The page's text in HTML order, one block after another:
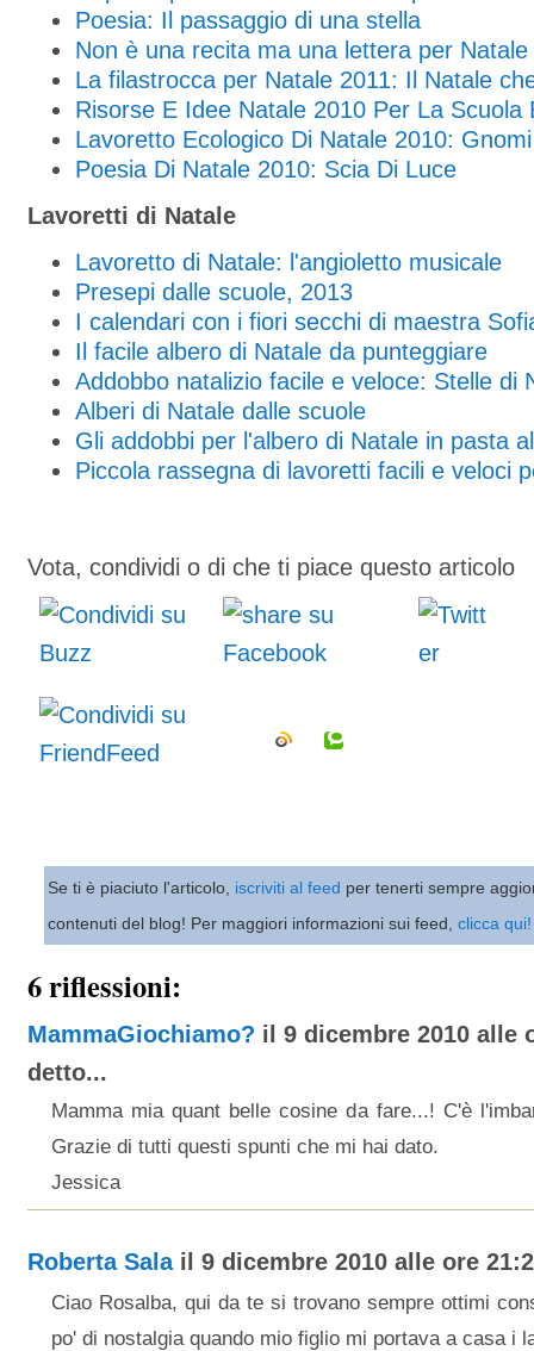
Poesia: Il passaggio di una stella
Non è una recita ma una lettera per Natale
La filastrocca per Natale 2011: Il Natale
Risorse E Idee Natale 2010 Per La Scuola
Lavoretto Ecologico Di Natale 2010:
Poesia Di Natale 2010: Scia Di Luce
Lavoretti di Natale
Lavoretto di Natale: l'angioletto musicale
Presepi dalle scuole, 2013
I calendari con i fiori secchi di maestra
Il facile albero di Natale da punteggiare
Addobbo natalizio facile e veloce: Stelle di
Alberi di Natale dalle scuole
Gli addobbi per l'albero di Natale in pasta
Piccola rassegna di lavoretti facili e veloci
Vota, condividi o di che ti piace questo articolo
Se ti è piaciuto l'articolo, iscriviti al feed per tenerti sempre
contenuti del blog! Per maggiori informazioni sui feed, clicca qui!
6 riflessioni:
MammaGiochiamo? il 9 dicembre 2010 alle
detto...
Mamma mia quant belle cosine da fare...! C'è
Grazie di tutti questi spunti che mi hai dato.
Jessica
Roberta Salail 9 dicembre 2010 alle ore
Ciao Rosalba, qui da te si trovano sempre ottimi
po' di nostalgia quando mio figlio mi portava a casa i